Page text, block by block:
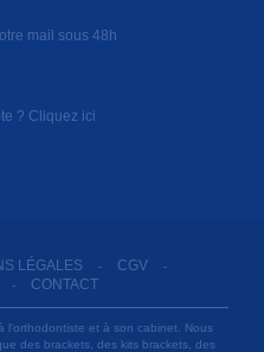
mail sous 48h
? Cliquez ici
LÉGALES - CGV -
- CONTACT
l'orthodontiste et à son cabinet. Nous
des brackets, des kits brackets, des